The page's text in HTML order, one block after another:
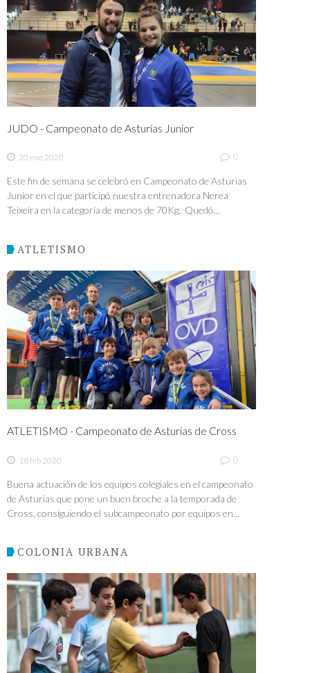
JUDO - Campeonato de Asturias Junior
20 ene 2020 0
Este fin de semana se celebró en Campeonato de Asturias
Junior en el que participó nuestra entrenadora Nerea
Teixeira en la categoría de menos de 70Kg. Quedó...
ATLETISMO
ATLETISMO - Campeonato de Asturias de Cross
18 feb 2020 0
Buena actuación de los equipos colegiales en el campeonato
de Asturias que pone un buen broche a la temporada de
Cross, consiguiendo el subcampeonato por equipos en...
COLONIA URBANA